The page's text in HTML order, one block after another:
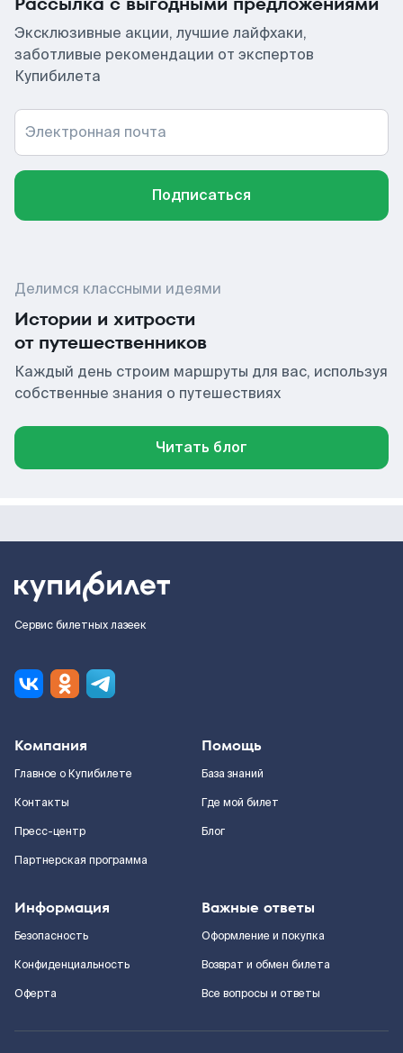
Эксклюзивные акции, лучшие лайфхаки,
заботливые рекомендации от экспертов
Купибилета
Электронная почта
Подписаться
Делимся классными идеями
Истории и хитрости
от путешественников
Каждый день строим маршруты для вас, используя
собственные знания о путешествиях
Читать блог
Сервис билетных лазеек
Компания
Главное о Купибилете
Контакты
Пресс-центр
Партнерская программа
Помощь
База знаний
Где мой билет
Блог
Информация
Безопасность
Конфиденциальность
Оферта
Важные ответы
Оформление и покупка
Возврат и обмен билета
Все вопросы и ответы